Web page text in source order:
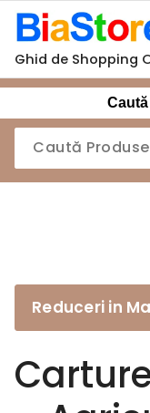
Sari
conținut
Ghid de Shopping
Reduceri in